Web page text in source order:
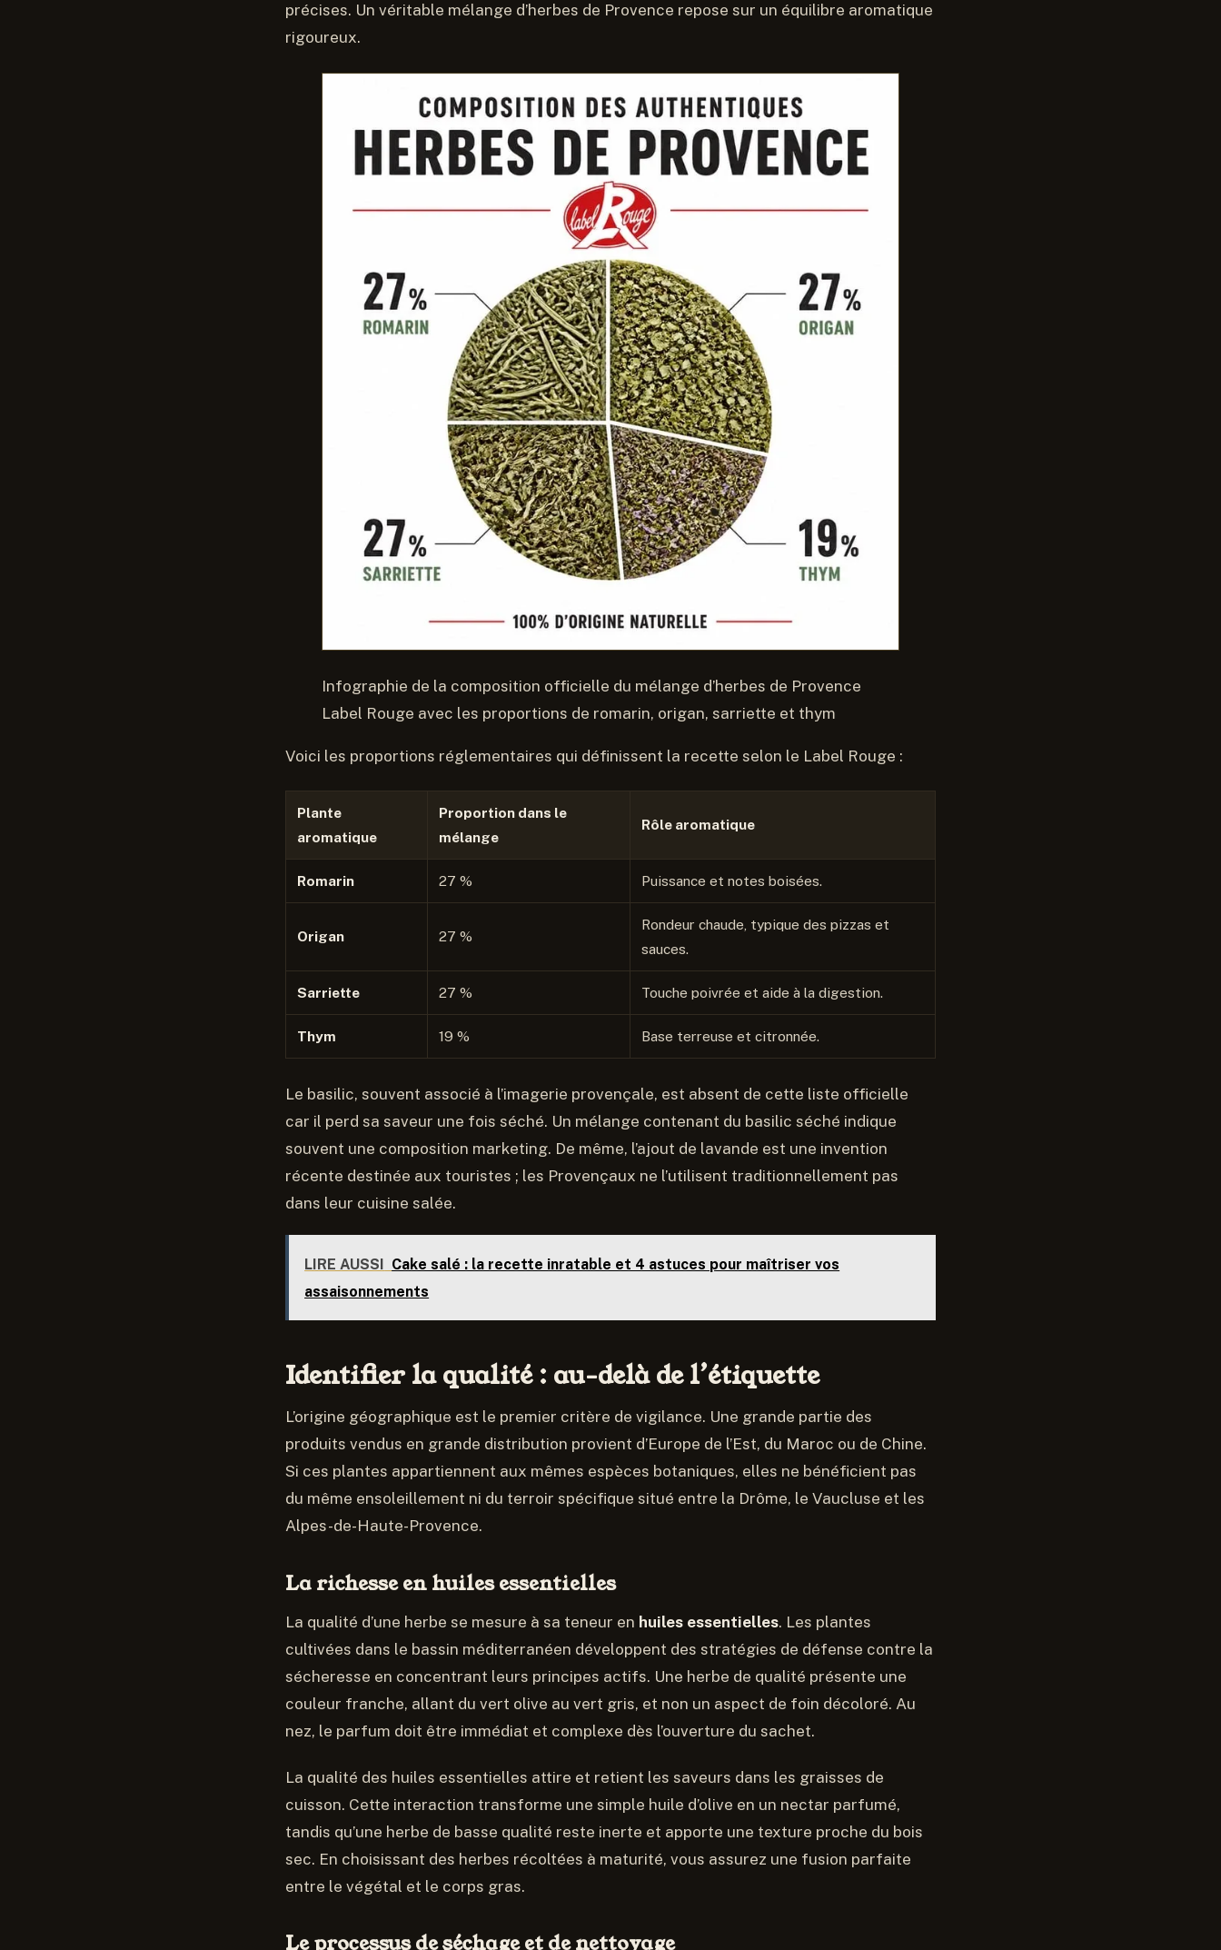
précises. Un véritable mélange d’herbes de Provence repose sur un équilibre aromatique
rigoureux.
Infographie de la composition officielle du mélange d’herbes de Provence
Label Rouge avec les proportions de romarin, origan, sarriette et thym
Voici les proportions réglementaires qui définissent la recette selon le Label Rouge :
Plante
aromatique
Proportion dans le
mélange
Rôle aromatique
Romarin 27 % Puissance et notes boisées.
Origan 27 %
Rondeur chaude, typique des pizzas et
sauces.
Sarriette 27 % Touche poivrée et aide à la digestion.
Thym 19 % Base terreuse et citronnée.
Le basilic, souvent associé à l’imagerie provençale, est absent de cette liste officielle
car il perd sa saveur une fois séché. Un mélange contenant du basilic séché indique
souvent une composition marketing. De même, l’ajout de lavande est une invention
récente destinée aux touristes ; les Provençaux ne l’utilisent traditionnellement pas
dans leur cuisine salée.
LIRE AUSSI Cake salé : la recette inratable et 4 astuces pour maîtriser vos
assaisonnements
Identifier la qualité : au-delà de l’étiquette
L’origine géographique est le premier critère de vigilance. Une grande partie des
produits vendus en grande distribution provient d’Europe de l’Est, du Maroc ou de Chine.
Si ces plantes appartiennent aux mêmes espèces botaniques, elles ne bénéficient pas
du même ensoleillement ni du terroir spécifique situé entre la Drôme, le Vaucluse et les
Alpes-de-Haute-Provence.
La richesse en huiles essentielles
La qualité d’une herbe se mesure à sa teneur en huiles essentielles. Les plantes
cultivées dans le bassin méditerranéen développent des stratégies de défense contre la
sécheresse en concentrant leurs principes actifs. Une herbe de qualité présente une
couleur franche, allant du vert olive au vert gris, et non un aspect de foin décoloré. Au
nez, le parfum doit être immédiat et complexe dès l’ouverture du sachet.
La qualité des huiles essentielles attire et retient les saveurs dans les graisses de
cuisson. Cette interaction transforme une simple huile d’olive en un nectar parfumé,
tandis qu’une herbe de basse qualité reste inerte et apporte une texture proche du bois
sec. En choisissant des herbes récoltées à maturité, vous assurez une fusion parfaite
entre le végétal et le corps gras.
Le processus de séchage et de nettoyage